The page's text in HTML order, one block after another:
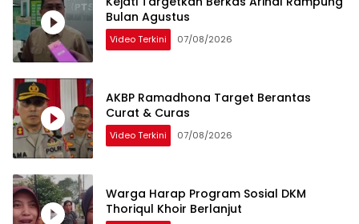
Bulan Agustus
Video Terkini 07/08/2026
AKBP Ramadhona Target Berantas
Curat & Curas
Video Terkini 07/08/2026
Warga Harap Program Sosial DKM
Thoriqul Khoir Berlanjut